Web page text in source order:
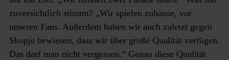
zuversichtlich stimmt? „Wir spielen zuhause, vor
unseren Fans. Außerdem haben wir auch zuletzt gegen
Skopje bewiesen, dass wir über große Qualität verfügen.
Das darf man nicht vergessen.“ Genau diese Qualität